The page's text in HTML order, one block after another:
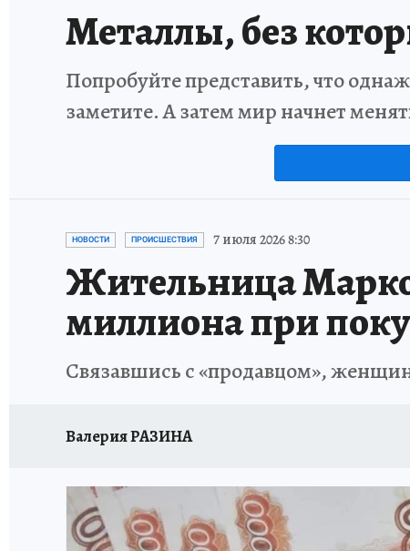
Металлы, без
Попробуйте представить, что
заметите. А затем мир начнет
НОВОСТИ ПРОИСШЕСТВИЯ 7 июля 2026 8:30
Жительница
миллиона при
Связавшись с «продавцом»,
Валерия РАЗИНА